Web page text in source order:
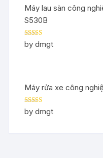
Máy lau sàn công
S530B
Rated5out
of 5
by dmgt
Máy rửa xe công
Rated5out
of 5
by dmgt